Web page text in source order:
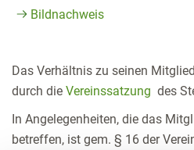
Bildnachweis
Das Verhältnis zu seinen
durch dieVereinssatzung des
In Angelegenheiten, die das
betreffen, ist gem. § 16 der